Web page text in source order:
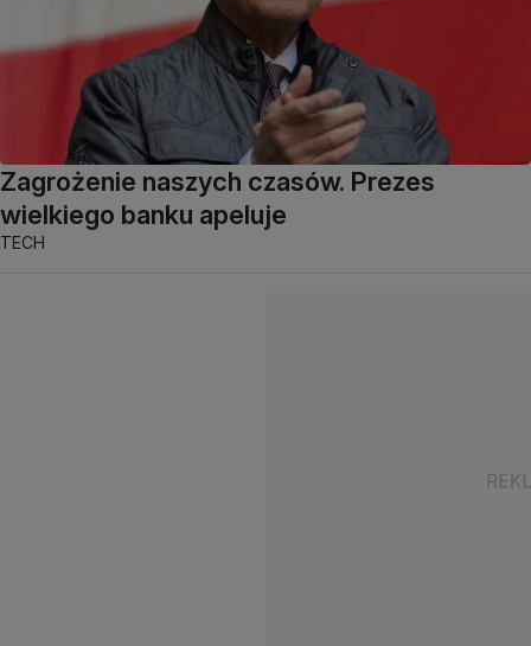
Zagrożenie naszych czasów. Prezes
wielkiego banku apeluje
TECH